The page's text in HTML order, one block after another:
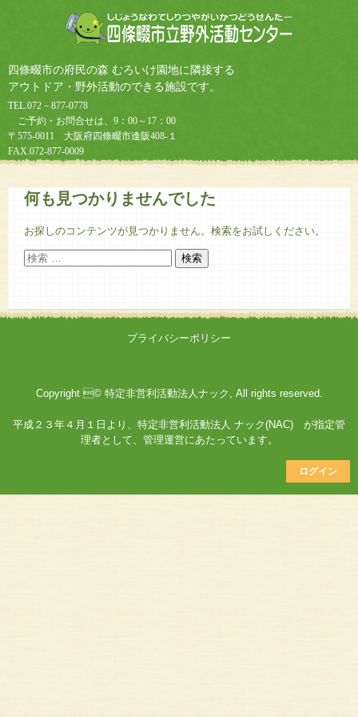
四條畷市の府民の森 むろいけ園地に隣接する
アウトドア・野外活動のできる施設です。
TEL.072－877-0778
ご予約・お問合せは、9：00～17：00
〒575-0011 大阪府四條畷市逢阪408-１
FAX.072-877-0009
何も見つかりませんでした
お探しのコンテンツが見つかりません。検索をお試しください。
プライバシーポリシー
Copyright © 特定非営利活動法人ナック, All rights reserved.
平成２３年４月１日より、特定非営利活動法人 ナック(NAC) が指定管
理者として、管理運営にあたっています。
ログイン